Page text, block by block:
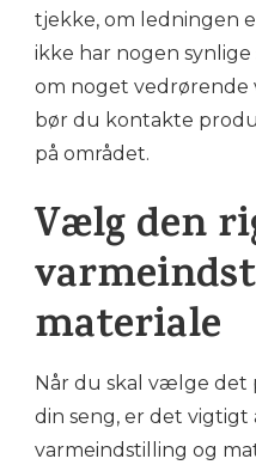
tjekke, om ledningen
ikke har nogen synlige
om noget
bør du kontakte
på området.
Vælg den
materiale
Når du skal vælge
din seng, er det
varmeindstilling og